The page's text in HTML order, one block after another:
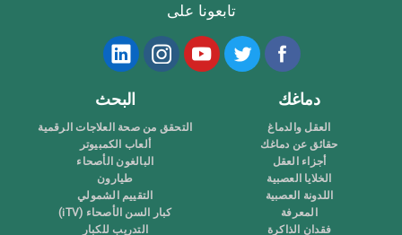
تابعونا على
دماغك
العقل والدماغ
حقائق عن دماغك
أجزاء العقل
الخلايا العصبية
اللدونة العصبية
المعرفة
فقدان الذاكرة
البحث
التحقق من صحة العلاجات الرقمية
ألعاب الكمبيوتر
البالغون الأصحاء
طيارون
التقييم الشمولي
كبار السن الأصحاء (iTV)
التدريب للكبار